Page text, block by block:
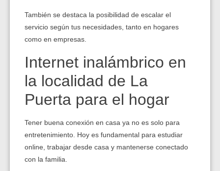
También se destaca la posibilidad de escalar el
servicio según tus necesidades, tanto en hogares
como en empresas.
Internet inalámbrico en
la localidad de La
Puerta para el hogar
Tener buena conexión en casa ya no es solo para
entretenimiento. Hoy es fundamental para estudiar
online, trabajar desde casa y mantenerse conectado
con la familia.